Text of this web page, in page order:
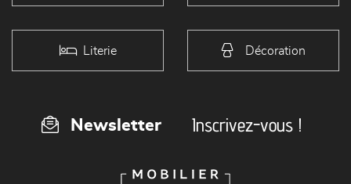
Literie Décoration
Newsletter Inscrivez-vous !